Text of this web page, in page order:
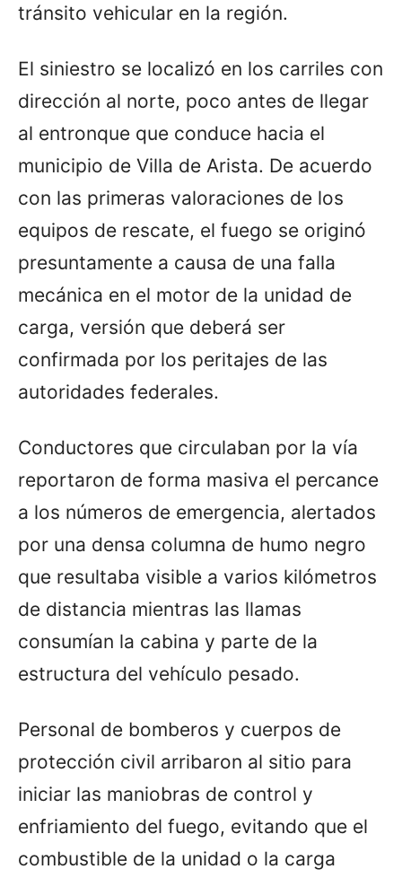
tránsito vehicular en la región.
El siniestro se localizó en los carriles con
dirección al norte, poco antes de llegar
al entronque que conduce hacia el
municipio de Villa de Arista. De acuerdo
con las primeras valoraciones de los
equipos de rescate, el fuego se originó
presuntamente a causa de una falla
mecánica en el motor de la unidad de
carga, versión que deberá ser
confirmada por los peritajes de las
autoridades federales.
Conductores que circulaban por la vía
reportaron de forma masiva el percance
a los números de emergencia, alertados
por una densa columna de humo negro
que resultaba visible a varios kilómetros
de distancia mientras las llamas
consumían la cabina y parte de la
estructura del vehículo pesado.
Personal de bomberos y cuerpos de
protección civil arribaron al sitio para
iniciar las maniobras de control y
enfriamiento del fuego, evitando que el
combustible de la unidad o la carga